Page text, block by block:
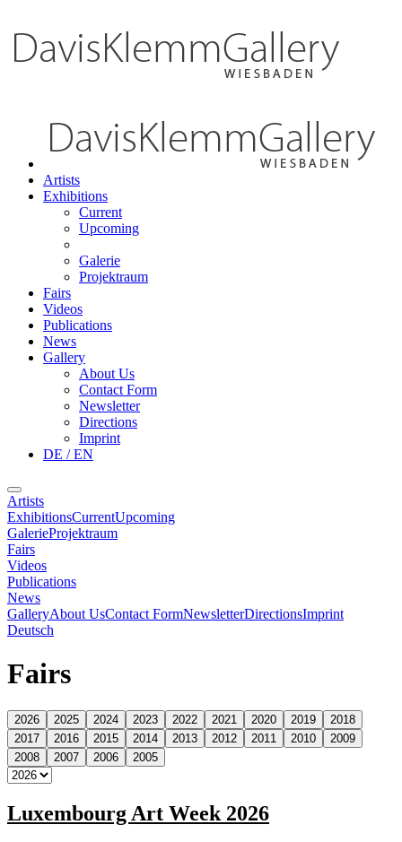
Artists
Exhibitions
Current
Upcoming
Galerie
Projektraum
Fairs
Videos
Publications
News
Gallery
About Us
Contact Form
Newsletter
Directions
Imprint
DE / EN
Artists
ExhibitionsCurrentUpcoming
GalerieProjektraum
Fairs
Videos
Publications
News
GalleryAbout UsContact FormNewsletterDirectionsImprint
Deutsch
Fairs
2026 2025 2024 2023 2022 2021 2020 2019
2018
2017
2016 2015 2014 2013 2012 2011 2010
2009
2008
2007 2006 2005
Luxembourg Art Week 2026